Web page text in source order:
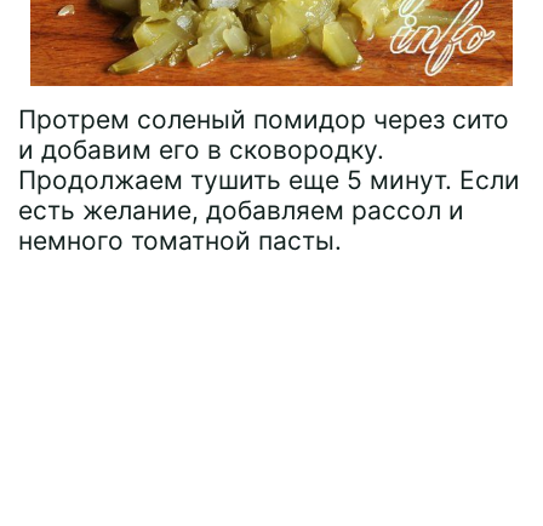
Протрем соленый помидор через сито
и добавим его в сковородку.
Продолжаем тушить еще 5 минут. Если
есть желание, добавляем рассол и
немного томатной пасты.